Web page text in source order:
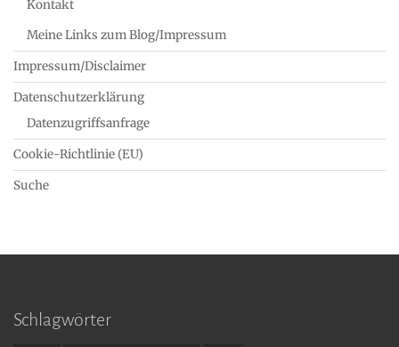
Kontakt
Meine Links zum Blog/Impressum
Impressum/Disclaimer
Datenschutzerklärung
Datenzugriffsanfrage
Cookie-Richtlinie (EU)
Suche
Schlagwörter